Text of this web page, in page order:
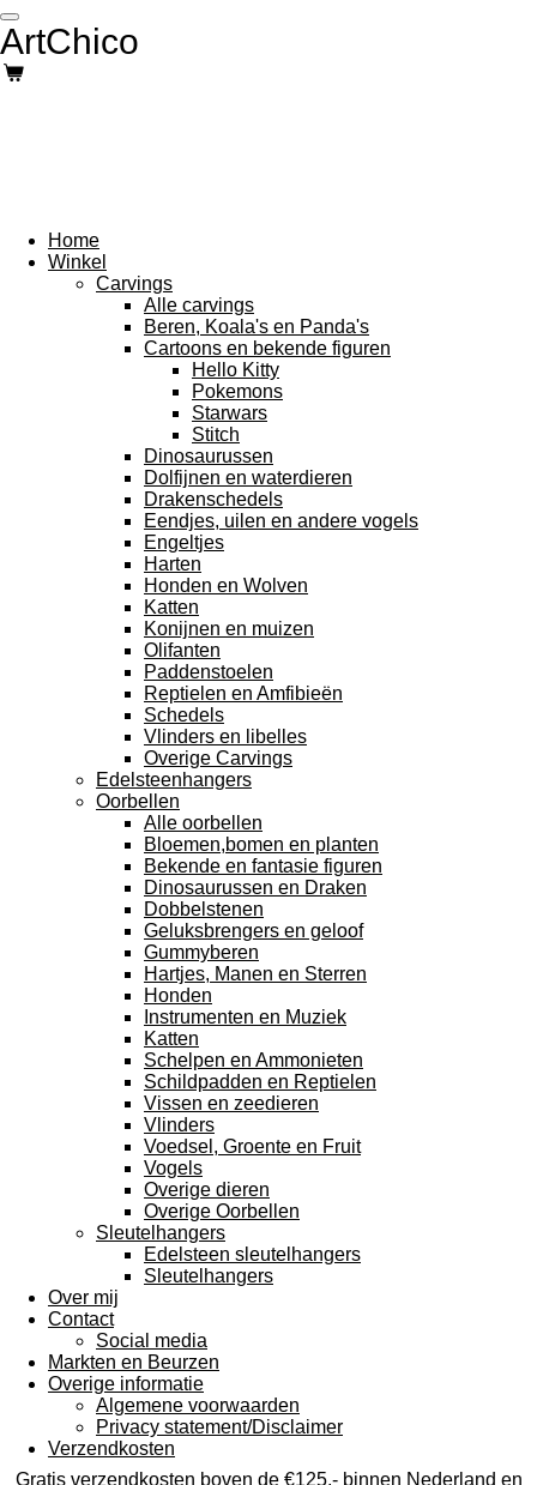
Ga
direct
naar
de
ArtChico
Home
Winkel
Carvings
Alle carvings
Beren, Koala's en Panda's
Cartoons en bekende figuren
Hello Kitty
Pokemons
Starwars
Stitch
Dinosaurussen
Dolfijnen en waterdieren
Drakenschedels
Eendjes, uilen en andere vogels
Engeltjes
Harten
Honden en Wolven
Katten
Konijnen en muizen
Olifanten
Paddenstoelen
Reptielen en Amfibieën
Schedels
Vlinders en libelles
Overige Carvings
Edelsteenhangers
Oorbellen
Alle oorbellen
Bloemen,bomen en planten
Bekende en fantasie figuren
Dinosaurussen en Draken
Dobbelstenen
Geluksbrengers en geloof
Gummyberen
Hartjes, Manen en Sterren
Honden
Instrumenten en Muziek
Katten
Schelpen en Ammonieten
Schildpadden en Reptielen
Vissen en zeedieren
Vlinders
Voedsel, Groente en Fruit
Vogels
Overige dieren
Overige Oorbellen
Sleutelhangers
Edelsteen sleutelhangers
Sleutelhangers
Over mij
Contact
Social media
Markten en Beurzen
Overige informatie
Algemene voorwaarden
Privacy statement/Disclaimer
Verzendkosten
Gratis verzendkosten boven de €125,- binnen Nederland en